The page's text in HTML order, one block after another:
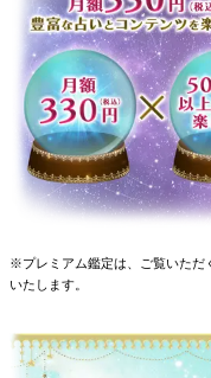
※プレミアム鑑定は、ご覧いただ
いたします。